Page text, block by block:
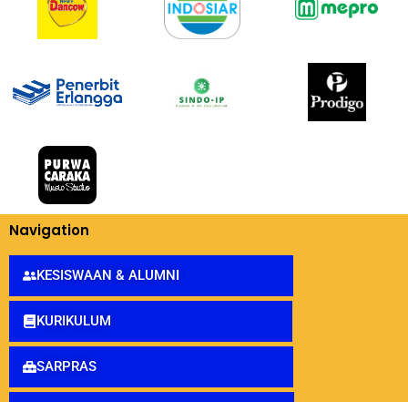
Navigation
KESISWAAN & ALUMNI
KURIKULUM
SARPRAS